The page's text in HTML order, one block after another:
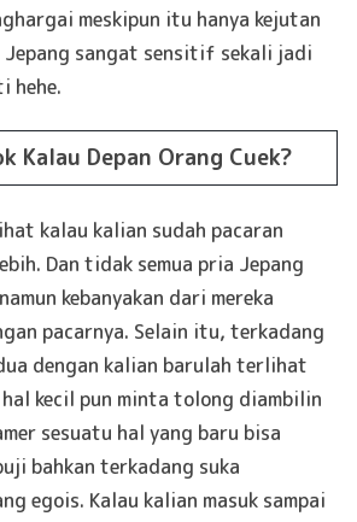
meskipun itu hanya kejutan
Jepang sangat sensitif sekali jadi
hehe.
Kalau Depan Orang Cuek?
kalau kalian sudah pacaran
Dan tidak semua pria Jepang
kebanyakan dari mereka
pacarnya. Selain itu, terkadang
dengan kalian barulah terlihat
kecil pun minta tolong diambilin
sesuatu hal yang baru bisa
bahkan terkadang suka
egois. Kalau kalian masuk sampai